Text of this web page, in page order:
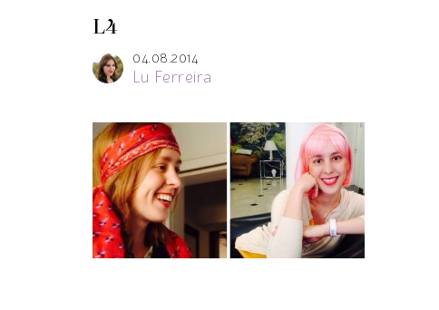
L4
04.08.2014
Lu Ferreira